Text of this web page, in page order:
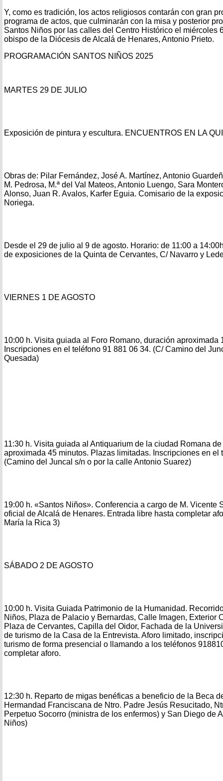
Y, como es tradición, los actos religiosos contarán con gran
programa de actos, que culminarán con la misa y posterior
Santos Niños por las calles del Centro Histórico el miércoles
obispo de la Diócesis de Alcalá de Henares, Antonio Prieto.
PROGRAMACIÓN SANTOS NIÑOS 2025
MARTES 29 DE JULIO
Exposición de pintura y escultura. ENCUENTROS EN LA
Obras de: Pilar Fernández, José A. Martínez, Antonio
M. Pedrosa, M.ª del Val Mateos, Antonio Luengo, Sara
Alonso, Juan R. Avalos, Karfer Eguia. Comisario de la
Noriega.
Desde el 29 de julio al 9 de agosto. Horario: de 11:00 a
de exposiciones de la Quinta de Cervantes, C/ Navarro y
VIERNES 1 DE AGOSTO
10:00 h. Visita guiada al Foro Romano, duración aproximada
Inscripciones en el teléfono 91 881 06 34. (C/ Camino del
Quesada)
11:30 h. Visita guiada al Antiquarium de la ciudad Romana
aproximada 45 minutos. Plazas limitadas. Inscripciones en el
(Camino del Juncal s/n o por la calle Antonio Suarez)
19:00 h. «Santos Niños». Conferencia a cargo de M. Vicente
oficial de Alcalá de Henares. Entrada libre hasta completar
María la Rica 3)
SÁBADO 2 DE AGOSTO
10:00 h. Visita Guiada Patrimonio de la Humanidad.
Niños, Plaza de Palacio y Bernardas, Calle Imagen, Exterior
Plaza de Cervantes, Capilla del Oidor, Fachada de la
de turismo de la Casa de la Entrevista. Aforo limitado,
turismo de forma presencial o llamando a los teléfonos
completar aforo.
12:30 h. Reparto de migas benéficas a beneficio de la Beca
Hermandad Franciscana de Ntro. Padre Jesús Resucitado,
Perpetuo Socorro (ministra de los enfermos) y San Diego de
Niños)